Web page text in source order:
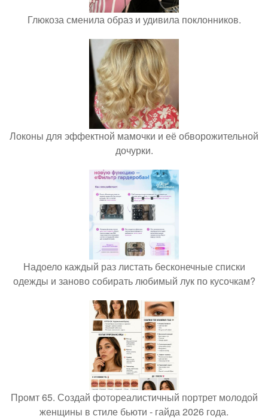
Глюкоза сменила образ и удивила поклонников.
Локоны для эффектной мамочки и её обворожительной
дочурки.
Надоело каждый раз листать бесконечные списки
одежды и заново собирать любимый лук по кусочкам?
Промт 65. Создай фотореалистичный портрет молодой
женщины в стиле бьюти - гайда 2026 года.